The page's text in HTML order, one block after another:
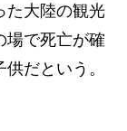
た大陸の観光
場で死亡が確
だという。